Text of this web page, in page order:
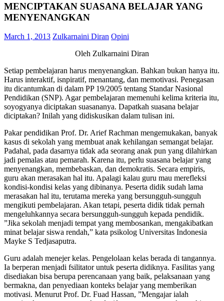
MENCIPTAKAN SUASANA BELAJAR YANG
MENYENANGKAN
March 1, 2013 Zulkarnaini Diran Opini
Oleh Zulkarnaini Diran
Setiap pembelajaran harus menyenangkan. Bahkan bukan hanya itu.
Harus interaktif, isnpiratif, menantang, dan memotivasi. Penegasan
itu dicantumkan di dalam PP 19/2005 tentang Standar Nasional
Pendidikan (SNP). Agar pembelajaran memenuhi kelima kriteria itu,
soyogyanya diciptakan suasananya. Dapatkah suasana belajar
diciptakan? Inilah yang didiskusikan dalam tulisan ini.
Pakar pendidikan Prof. Dr. Arief Rachman mengemukakan, banyak
kasus di sekolah yang membuat anak kehilangan semangat belajar.
Padahal, pada dasarnya tidak ada seorang anak pun yang dilahirkan
jadi pemalas atau pemarah. Karena itu, perlu suasana belajar yang
menyenangkan, membebaskan, dan demokratis. Secara empiris,
guru akan merasakan hal itu. Apalagi kalau guru mau merefleksi
kondisi-kondisi kelas yang dibinanya. Peserta didik sudah lama
merasakan hal itu, terutama mereka yang bersungguh-sungguh
mengikuti pembelajaran. Akan tetapi, peserta didik tidak pernah
mengeluhkannya secara bersungguh-sungguh kepada pendidik.
”Jika sekolah menjadi tempat yang membosankan, mengakibatkan
minat belajar siswa rendah,” kata psikolog Universitas Indonesia
Mayke S Tedjasaputra.
Guru adalah menejer kelas. Pengelolaan kelas berada di tangannya.
Ia berperan menjadi fsilitator untuk peserta didiknya. Fasilitas yang
disediakan bisa berupa perencanaan yang baik, pelaksanaan yang
bermakna, dan penyediaan konteks belajar yang memberikan
motivasi. Menurut Prof. Dr. Fuad Hassan, ”Mengajar ialah